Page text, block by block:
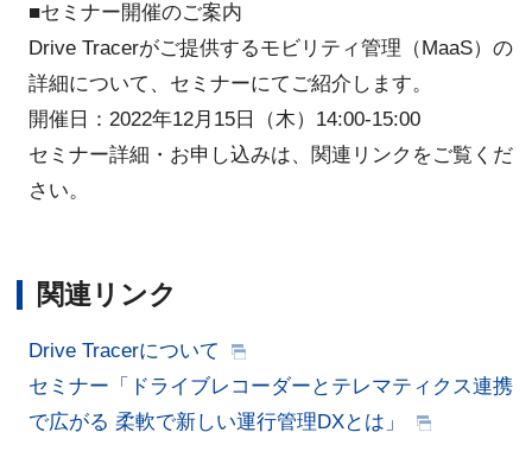
■セミナー開催のご案内
Drive Tracerがご提供するモビリティ管理（MaaS）の
詳細について、セミナーにてご紹介します。
開催日：2022年12月15日（木）14:00-15:00
セミナー詳細・お申し込みは、関連リンクをご覧くだ
さい。
関連リンク
Drive Tracerについて
セミナー「ドライブレコーダーとテレマティクス連携
で広がる 柔軟で新しい運行管理DXとは」